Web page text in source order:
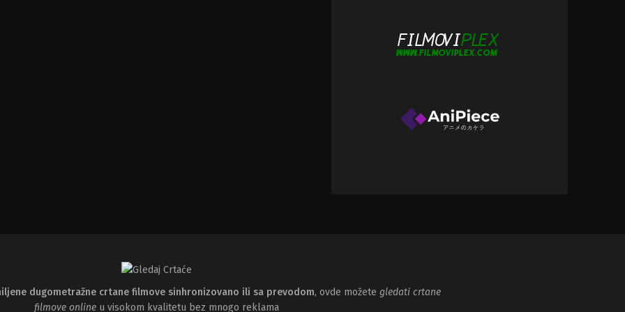
dugometražne crtane filmove sinhronizovano ili sa prevodom, ovde možete gledati crtane
filmove onlineu visokom kvalitetu bez mnogo reklama